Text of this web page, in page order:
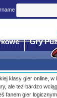
Gry
klasy gier online, w
ale też bardzo
fanem gier